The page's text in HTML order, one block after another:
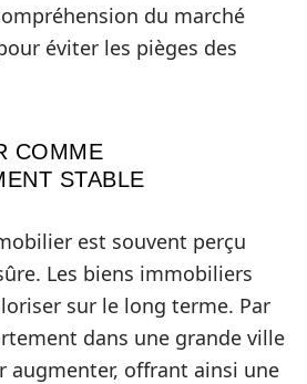
du marché
éviter les pièges des
COMME
STABLE
est souvent perçu
Les biens immobiliers
sur le long terme. Par
dans une grande ville
augmenter, offrant ainsi une